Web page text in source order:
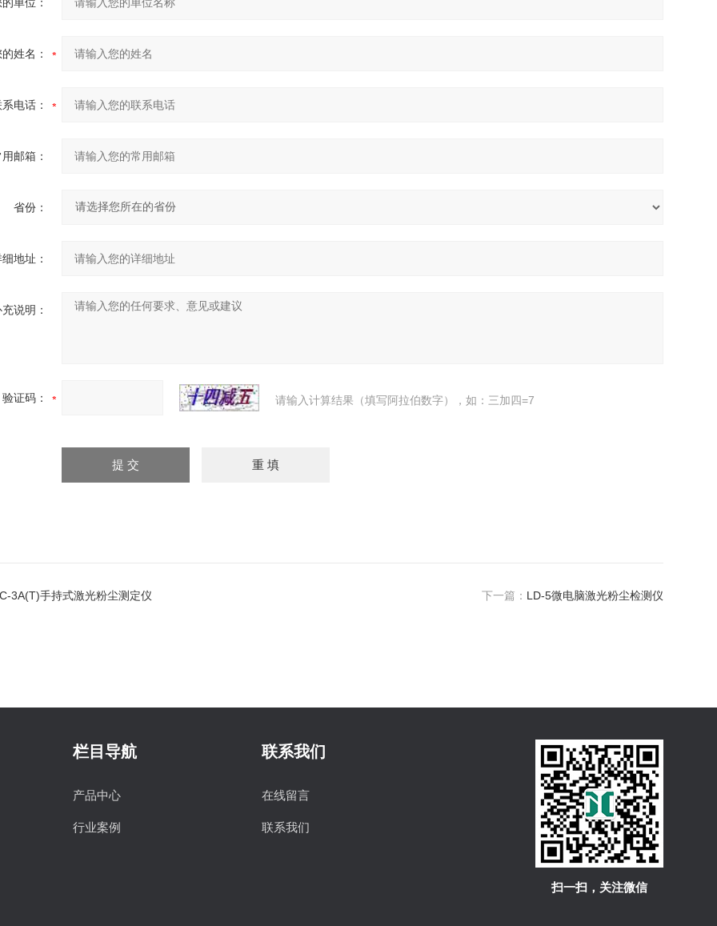
姓名：
电话：
邮箱：
省份：
地址：
说明：
验证码： 请输入计算结果（填写阿拉伯数字），如：三加四=7
3A(T)手持式激光粉尘测定仪 下一篇： LD-5微电脑激光粉尘检测仪
栏目导航
产品中心
行业案例
联系我们
在线留言
联系我们
扫一扫，关注微信